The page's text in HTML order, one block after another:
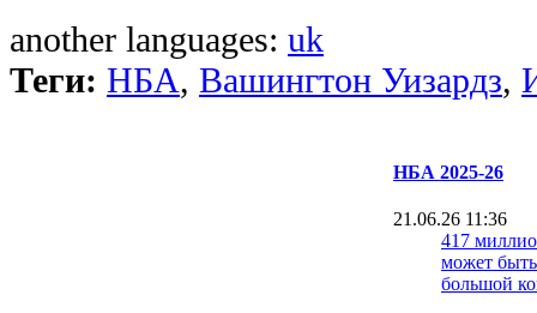
another languages: uk
Теги: НБА, Вашингтон Уизардз,
НБА 2025-26
21.06.26 11:36
417
может
большой